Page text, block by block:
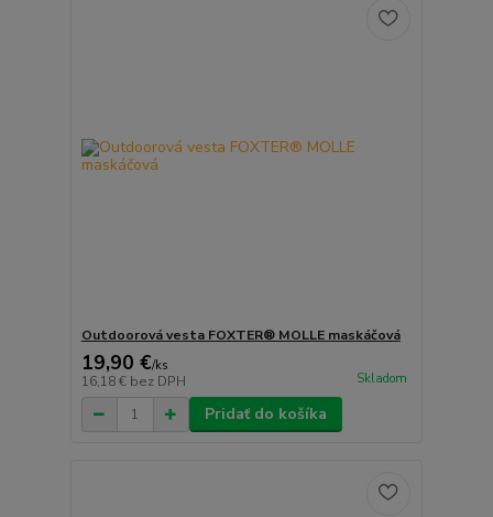
Outdoorová vesta FOXTER® MOLLE maskáčová
19,90 €/ks
16,18 € bez DPH Skladom
Pridať do košíka